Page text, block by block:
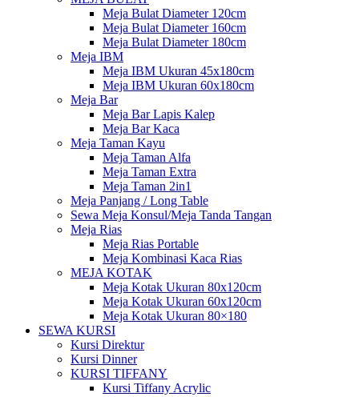
Meja Bulat Diameter 120cm
Meja Bulat Diameter 160cm
Meja Bulat Diameter 180cm
Meja IBM
Meja IBM Ukuran 45x180cm
Meja IBM Ukuran 60x180cm
Meja Bar
Meja Bar Lapis Kalep
Meja Bar Kaca
Meja Taman Kayu
Meja Taman Alfa
Meja Taman Extra
Meja Taman 2in1
Meja Panjang / Long Table
Sewa Meja Konsul/Meja Tanda Tangan
Meja Rias
Meja Rias Portable
Meja Kombinasi Kaca Rias
MEJA KOTAK
Meja Kotak Ukuran 80x120cm
Meja Kotak Ukuran 60x120cm
Meja Kotak Ukuran 80×180
SEWA KURSI
Kursi Direktur
Kursi Dinner
KURSI TIFFANY
Kursi Tiffany Acrylic